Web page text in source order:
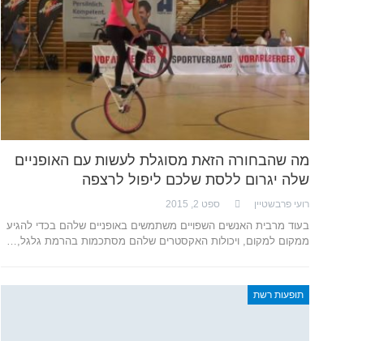
מה שהבחורה הזאת מסוגלת לעשות עם האופניים
שלה יגרום ללסת שלכם ליפול לרצפה
רועי פרבשטיין ספט 2, 2015
בעוד מרבית האנשים השפויים משתמשים באופניים שלהם בכדי להגיע
ממקום למקום, ויכולות האקסטרים שלהם מסתכמות בהרמת גלגל,…
תופעות רשת